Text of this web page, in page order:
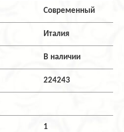
Современный
Италия
В наличии
224243
1